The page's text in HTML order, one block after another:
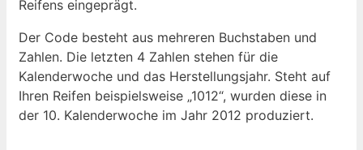
Reifens eingeprägt.
Der Code besteht aus mehreren Buchstaben und
Zahlen. Die letzten 4 Zahlen stehen für die
Kalenderwoche und das Herstellungsjahr. Steht auf
Ihren Reifen beispielsweise „1012“, wurden diese in
der 10. Kalenderwoche im Jahr 2012 produziert.